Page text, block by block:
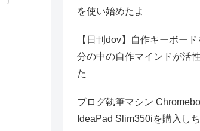
を使い始めたよ
【日刊dov】自作キーボー
分の中の自作マインドが活
た
ブログ執筆マシン
IdeaPad Slim350iを購入し